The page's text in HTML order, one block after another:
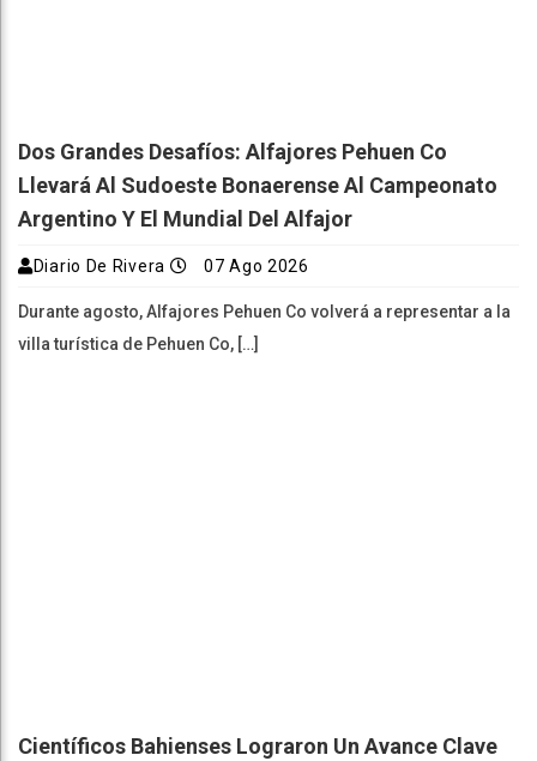
Dos Grandes Desafíos: Alfajores Pehuen Co
Llevará Al Sudoeste Bonaerense Al Campeonato
Argentino Y El Mundial Del Alfajor
Diario De Rivera 07 Ago 2026
Durante agosto, Alfajores Pehuen Co volverá a representar a la
villa turística de Pehuen Co, […]
Científicos Bahienses Lograron Un Avance Clave